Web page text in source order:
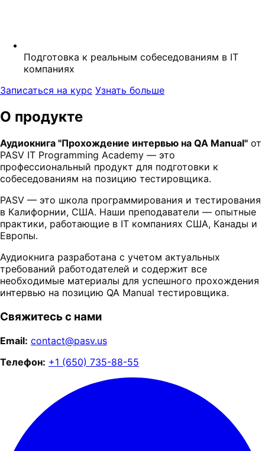
Подготовка к реальным собеседованиям в IT
компаниях
Записаться на курс Узнать больше
О продукте
Аудиокнига "Прохождение интервью на QA Manual" от
PASV IT Programming Academy — это
профессиональный продукт для подготовки к
собеседованиям на позицию тестировщика.
PASV — это школа программирования и тестирования
в Калифорнии, США. Наши преподаватели — опытные
практики, работающие в IT компаниях США, Канады и
Европы.
Аудиокнига разработана с учетом актуальных
требований работодателей и содержит все
необходимые материалы для успешного прохождения
интервью на позицию QA Manual тестировщика.
Свяжитесь с нами
Email: contact@pasv.us
Телефон: +1 (650) 735-88-55